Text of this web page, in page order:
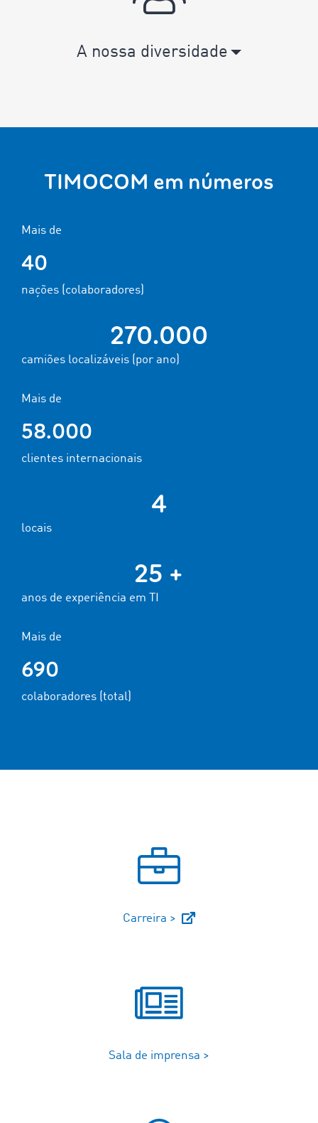
A nossa diversidade
TIMOCOM em números
Mais de
40
nações (colaboradores)
270.000
camiões localizáveis (por ano)
Mais de
58.000
clientes internacionais
4
locais
25 +
anos de experiência em TI
Mais de
690
colaboradores (total)
Carreira >
Sala de imprensa >